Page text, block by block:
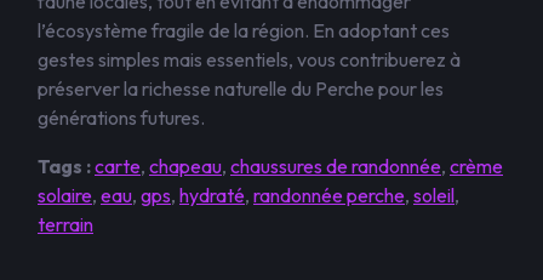
l’écosystème fragile de la région. En adoptant ces
gestes simples mais essentiels, vous contribuerez à
préserver la richesse naturelle du Perche pour les
générations futures.
Tags :carte, chapeau, chaussures de randonnée, crème
solaire, eau, gps, hydraté, randonnée perche, soleil,
terrain